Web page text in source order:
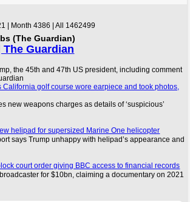
| Month 4386 | All 1462499
(The Guardian)
Guardian
the 45th and 47th US president, including comment
California golf course wore earpiece and took photos,
new weapons charges as details of ‘suspicious’
helipad for supersized Marine One helicopter
says Trump unhappy with helipad’s appearance and
court order giving BBC access to financial records
for $10bn, claiming a documentary on 2021